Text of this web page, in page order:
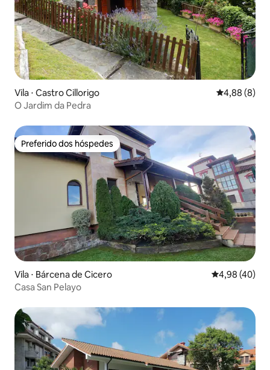
Vila ⋅ Castro Cillorigo 4,88 de uma
4,88 (8)
O Jardim da Pedra
Preferido dos hóspedes
Preferido dos hóspedes
Vila ⋅ Bárcena de Cicero 4,98 de uma
4,98 (40)
Casa San Pelayo